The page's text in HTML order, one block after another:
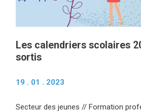
Les calendriers scolaires
sortis
19 . 01 . 2023
Secteur des jeunes // Formation